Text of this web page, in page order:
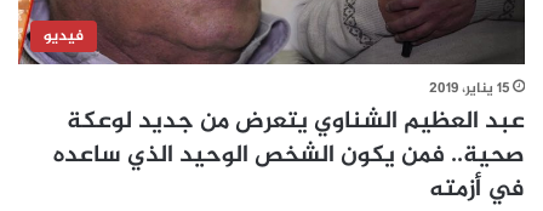
فيديو
15 يناير، 2019
عبد العظيم الشناوي يتعرض من جديد لوعكة
صحية.. فمن يكون الشخص الوحيد الذي ساعده
في أزمته